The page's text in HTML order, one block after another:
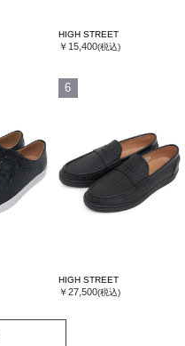
HIGH STREET
￥15,400(税込)
6
HIGH STREET
￥27,500(税込)